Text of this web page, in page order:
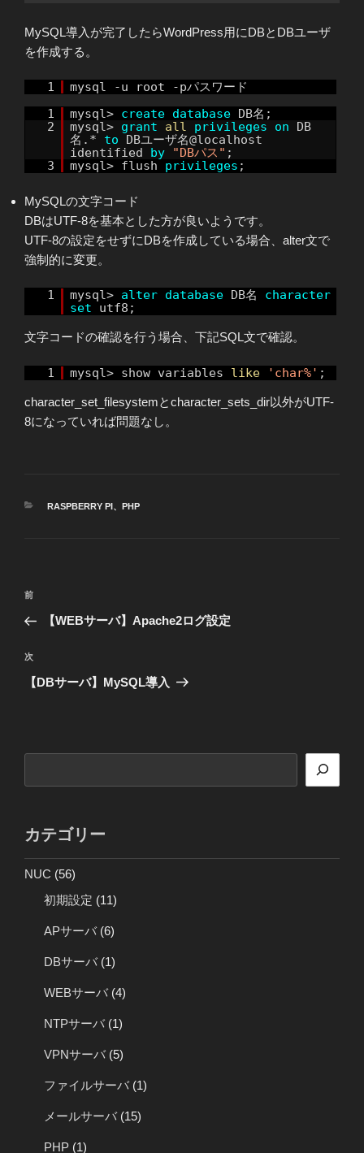
MySQL導入が完了したらWordPress用にDBとDBユーザ
を作成する。
1
mysql -u root -pパスワード
1
mysql> create database DB名;
2
mysql> grant all privileges on
DB
名.* to
DBユーザ名@localhost
identified by "DBパス" ;
3
mysql> flush privileges ;
MySQLの文字コード
DBはUTF-8を基本とした方が良いようです。
UTF-8の設定をせずにDBを作成している場合、alter文で
強制的に変更。
1 mysql> alter database DB名 character
set
utf8;
文字コードの確認を行う場合、下記SQL文で確認。
1 mysql> show variables like 'char%' ;
character_set_filesystemとcharacter_sets_dir以外がUTF-
8になっていれば問題なし。
カ
RASPBERRY PI 、 PHP
投
ナ
ビ
ゲ
前
の
稿
前
【WEBサーバ】Apache2ログ設定
次
の
次
【DBサーバ】MySQL導入
カテゴリー
NUC (56)
初期設定 (11)
APサーバ(6)
DBサーバ(1)
WEBサーバ(4)
NTPサーバ(1)
VPNサーバ(5)
ファイルサーバ(1)
メールサーバ(15)
PHP (1)